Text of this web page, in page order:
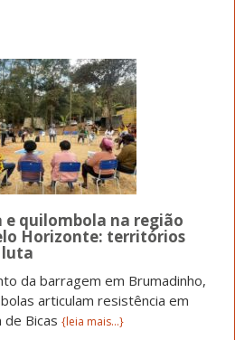
e quilombola na região
Horizonte: territórios
luta
da barragem em Brumadinho,
articulam resistência em
de Bicas {leia mais...}